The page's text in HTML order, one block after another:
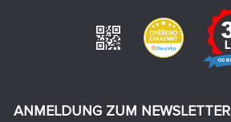
ANMELDUNG ZUM NEWSLETTER